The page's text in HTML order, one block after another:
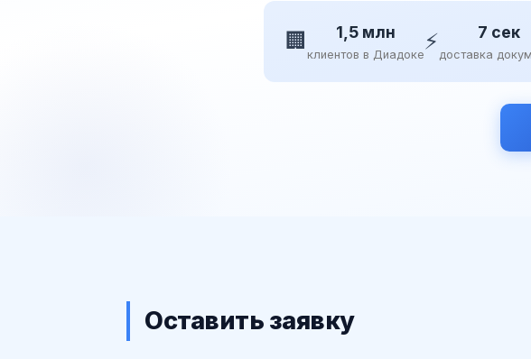
🏢 1,5 млн
клиентов в Диадоке⚡ 7 сек
доставка
Оставить заявку